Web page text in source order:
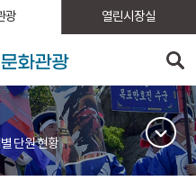
광 열린시장실
단원 현황